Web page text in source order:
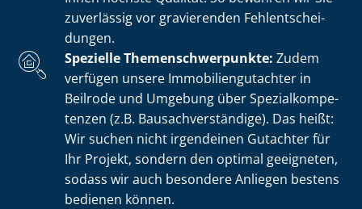
zuverlässig vor gravierenden Fehl­ent­schei­
dun­gen.
Spezielle The­men­schwer­punk­te: Zudem
verfügen unsere Im­mo­bi­li­en­gut­ach­ter in
Beilrode und Umgebung über Spe­zi­al­kom­pe­
ten­zen (z.B. Bau­sach­ver­stän­di­ge). Das heißt:
Wir suchen nicht irgendeinen Gutachter für
Ihr Projekt, sondern den optimal geeigneten,
sodass wir auch besondere Anliegen bestens
bedienen können.